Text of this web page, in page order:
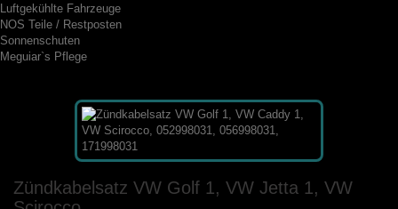
Luftgekühlte Fahrzeuge
NOS Teile / Restposten
Sonnenschuten
Meguiar`s Pflege
Zündkabelsatz VW Golf 1, VW Jetta 1, VW